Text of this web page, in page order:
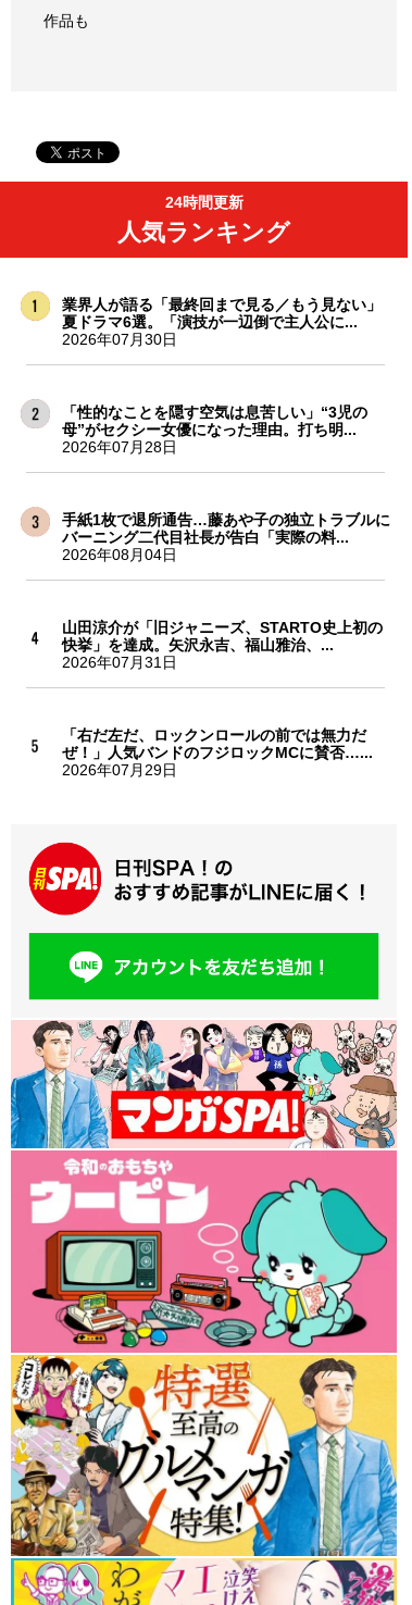
作品も
24時間更新
人気ランキング
業界人が語る「最終回まで見る／もう見ない」
夏ドラマ6選。「演技が一辺倒で主人公に...
2026年07月30日
「性的なことを隠す空気は息苦しい」“3児の
母”がセクシー女優になった理由。打ち明...
2026年07月28日
手紙1枚で退所通告…藤あや子の独立トラブルに
バーニング二代目社長が告白「実際の料...
2026年08月04日
山田涼介が「旧ジャニーズ、STARTO史上初の
快挙」を達成。矢沢永吉、福山雅治、...
2026年07月31日
「右だ左だ、ロックンロールの前では無力だ
ぜ！」人気バンドのフジロックMCに賛否…...
2026年07月29日